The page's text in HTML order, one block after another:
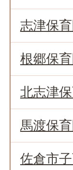
志津保
根郷保
北志津
馬渡保
佐倉市